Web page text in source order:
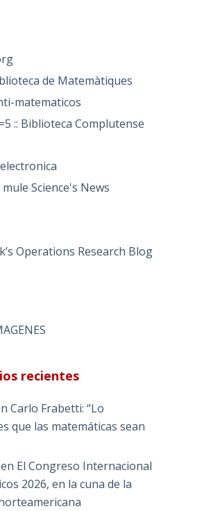
de Matemàtiques
matematicos
:: Biblioteca Complutense
Science's News
Operations Research Blog
recientes
Carlo Frabetti: “Lo
que las matemáticas sean
en El Congreso Internacional
2026, en la cuna de la